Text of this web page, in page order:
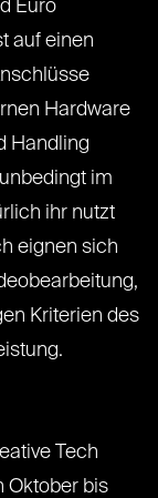
Euro
auf einen
Hardware
Handling
im
ihr nutzt
eignen sich
Kriterien des
Tech
Oktober bis